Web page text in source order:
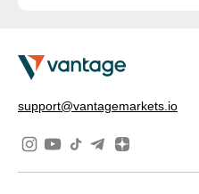
support@vantagemarkets.io